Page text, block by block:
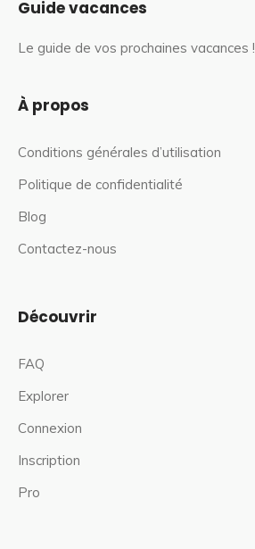
Guide vacances
Le guide de vos prochaines vacances !
À propos
Conditions générales d’utilisation
Politique de confidentialité
Blog
Contactez-nous
Découvrir
FAQ
Explorer
Connexion
Inscription
Pro